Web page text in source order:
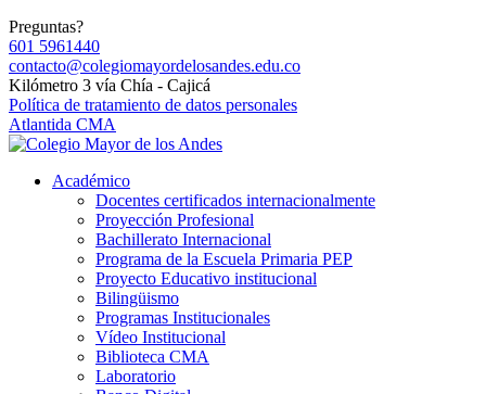
Preguntas?
601 5961440
contacto@colegiomayordelosandes.edu.co
Kilómetro 3 vía Chía - Cajicá
Política de tratamiento de datos personales
Atlantida CMA
Académico
Docentes certificados internacionalmente
Proyección Profesional
Bachillerato Internacional
Programa de la Escuela Primaria PEP
Proyecto Educativo institucional
Bilingüismo
Programas Institucionales
Vídeo Institucional
Biblioteca CMA
Laboratorio